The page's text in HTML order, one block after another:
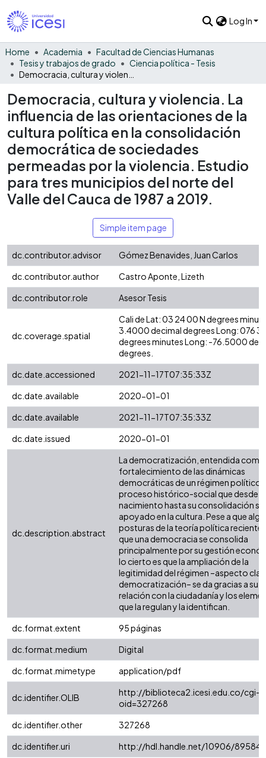
Log In
Home Academia
Facultad de Ciencias Humanas
Tesis y trabajos de grado
Ciencia política - Tesis
Democracia, cultura y violencia. La
influencia de las orientaciones de la
cultura política en la consolidación
democrática de sociedades
permeadas por la violencia. Estudio
para tres municipios del norte del
Valle del Cauca de 1987 a 2019.
Simple item page
dc.contributor.advisor
Gómez Benavides, Juan Carlos
dc.contributor.author
Castro Aponte, Lizeth
dc.contributor.role
Asesor Tesis
dc.coverage.spatial
Cali de Lat: 03 24 00 N degrees
3.4000 decimal degrees Long: 076
degrees minutes Long: -76.5000
degrees.
dc.date.accessioned
2021-11-17T07:35:33Z
dc.date.available
2020-01-01
dc.date.available
2021-11-17T07:35:33Z
dc.date.issued
2020-01-01
dc.description.abstract
La democratización, entendida como
fortalecimiento de las dinámicas
democráticas de un régimen político,
proceso histórico-social que desde
nacimiento hasta su consolidación se
apoyado en la cultura. Pese a que
posturas de la teoría política reciente
que una democracia se consolida
principalmente por su gestión
lo cierto es que la ampliación de la
legitimidad del régimen –aspecto
democratización– se da gracias a su
relación con la ciudadanía y los
que la regulan y la identifican.
dc.format.extent
95 páginas
dc.format.medium
Digital
dc.format.mimetype
application/pdf
dc.identifier.OLIB
http://biblioteca2.icesi.edu.co/cgi-
oid=327268
dc.identifier.other
327268
dc.identifier.uri
http://hdl.handle.net/10906/89584